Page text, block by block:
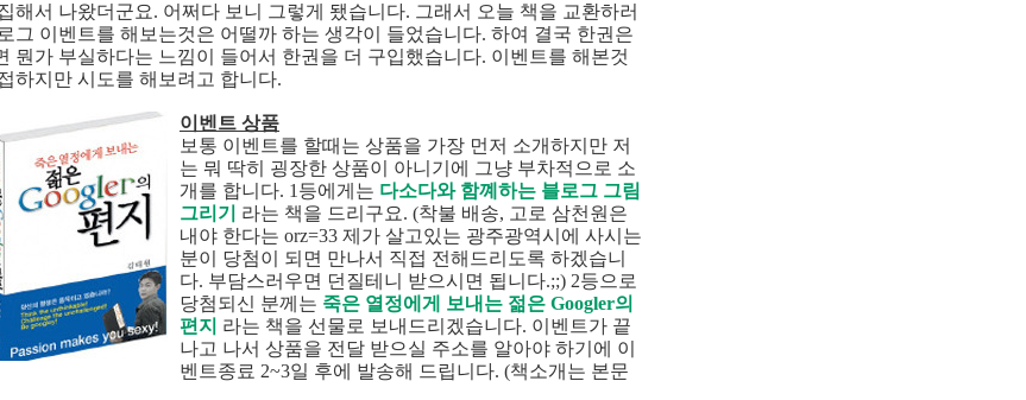
해서 나왔더군요. 어쩌다 보니 그렇게 됐습니다. 그래서 오늘 책을 교환하러
그 이벤트를 해보는것은 어떨까 하는 생각이 들었습니다. 하여 결국 한권은
뭔가 부실하다는 느낌이 들어서 한권을 더 구입했습니다. 이벤트를 해본것
하지만 시도를 해보려고 합니다.
이벤트 상품
보통 이벤트를 할때는 상품을 가장 먼저 소개하지만 저
는 뭐 딱히 굉장한 상품이 아니기에 그냥 부차적으로 소
개를 합니다. 1등에게는 다소다와 함꼐하는 블로그 그림
그리기
라는 책을 드리구요. (착불 배송, 고로 삼천원은
내야 한다는 orz=33 제가 살고있는 광주광역시에 사시는
분이 당첨이 되면 만나서 직접 전해드리도록 하겠습니
다. 부담스러우면 던질테니 받으시면 됩니다.;;) 2등으로
당첨되신 분께는 죽은 열정에게 보내는 젊은 Googler의
편지 라는 책을 선물로 보내드리겠습니다. 이벤트가 끝
나고 나서 상품을 전달 받으실 주소를 알아야 하기에 이
벤트종료 2~3일 후에 발송해 드립니다. (책소개는 본문